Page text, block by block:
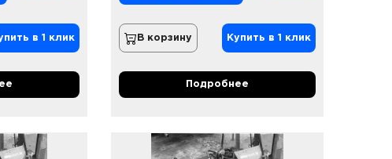
в 1 клик В корзину Купить в 1 клик
Подробнее